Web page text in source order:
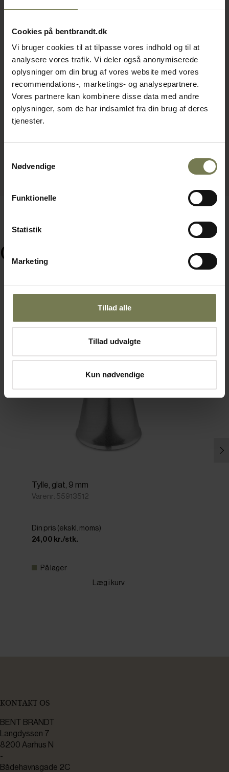
Cookies på bentbrandt.dk
Vi bruger cookies til at tilpasse vores indhold og til at
analysere vores trafik. Vi deler også anonymiserede
oplysninger om din brug af vores website med vores
recommendations-, marketings- og analysepartnere.
Vores partnere kan kombinere disse data med andre
oplysninger, som de har indsamlet fra din brug af deres
tjenester.
Nødvendige
Funktionelle
Statistik
Marketing
Tillad alle
Tillad udvalgte
Kun nødvendige
Ofte købt sammen med
Tylle, glat, 9 mm
Varenr: 55913512
Din pris (ekskl. moms)
24,00 kr./stk.
På lager
Læg i kurv
KONTAKT OS
BENT BRANDT
Langdyssen 7
8200 Aarhus N
-
Bådehavnsgade 2C